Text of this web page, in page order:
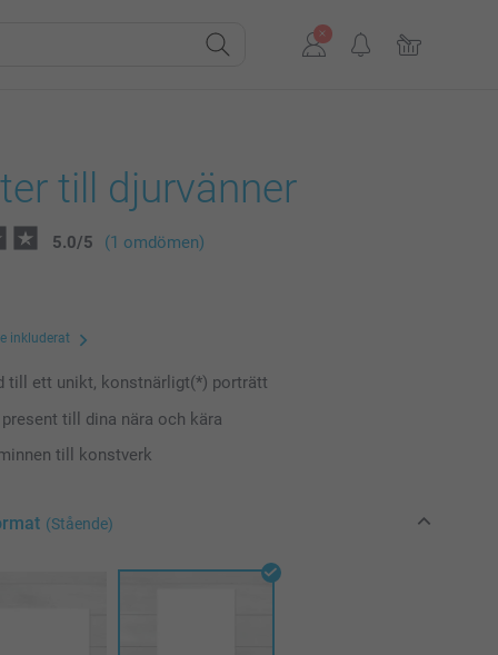
till djurvänner
5.0/5 (1 omdömen)
inkluderat
till ett unikt, konstnärligt(*) porträtt
present till dina nära och kära
till konstverk
(Stående)